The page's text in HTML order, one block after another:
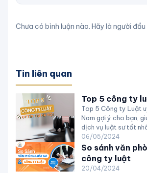
Chưa có bình luận nào. Hãy là người
Tin liên quan
Top 5 công ty
Top 5 Công ty Luật
Nam gợi ý cho bạn,
dịch vụ luật sư tốt
06/05/2024
So sánh văn
công ty luật
20/04/2024